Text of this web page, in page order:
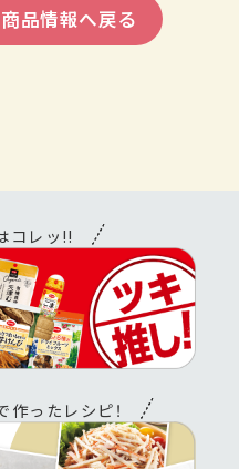
品情報へ戻る
作ったレシピ！
コレッ!!